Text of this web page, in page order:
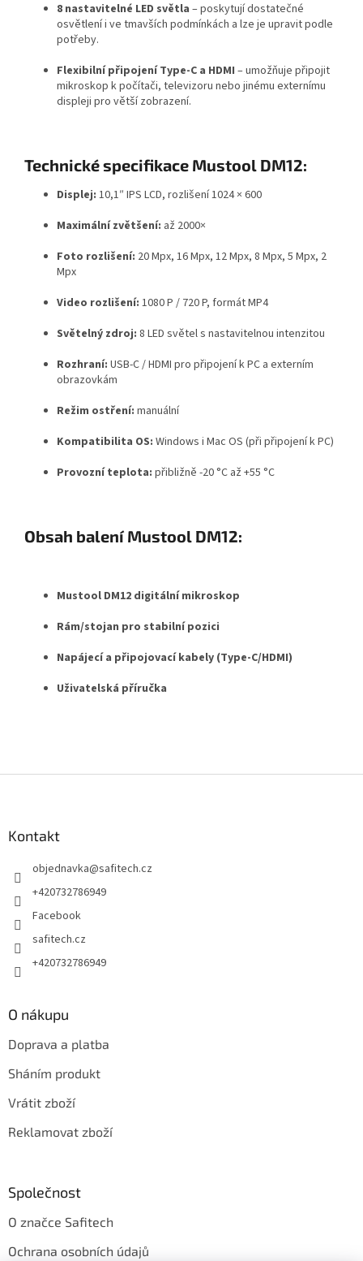
8 nastavitelné LED světla – poskytují dostatečné
osvětlení i ve tmavších podmínkách a lze je upravit podle
potřeby.
Flexibilní připojení Type-C a HDMI – umožňuje připojit
mikroskop k počítači, televizoru nebo jinému externímu
displeji pro větší zobrazení.
Technické specifikace Mustool DM12:
Displej: 10,1″ IPS LCD, rozlišení 1024 × 600
Maximální zvětšení: až 2000×
Foto rozlišení: 20 Mpx, 16 Mpx, 12 Mpx, 8 Mpx, 5 Mpx, 2
Mpx
Video rozlišení: 1080 P / 720 P, formát MP4
Světelný zdroj: 8 LED světel s nastavitelnou intenzitou
Rozhraní: USB-C / HDMI pro připojení k PC a externím
obrazovkám
Režim ostření: manuální
Kompatibilita OS: Windows i Mac OS (při připojení k PC)
Provozní teplota: přibližně -20 °C až +55 °C
Obsah balení Mustool DM12:
Mustool DM12 digitální mikroskop
Rám/stojan pro stabilní pozici
Napájecí a připojovací kabely (Type-C/HDMI)
Uživatelská příručka
Kontakt
objednavka@safitech.cz
+420732786949
Facebook
safitech.cz
+420732786949
O nákupu
Doprava a platba
Sháním produkt
Vrátit zboží
Reklamovat zboží
Společnost
O značce Safitech
Ochrana osobních údajů